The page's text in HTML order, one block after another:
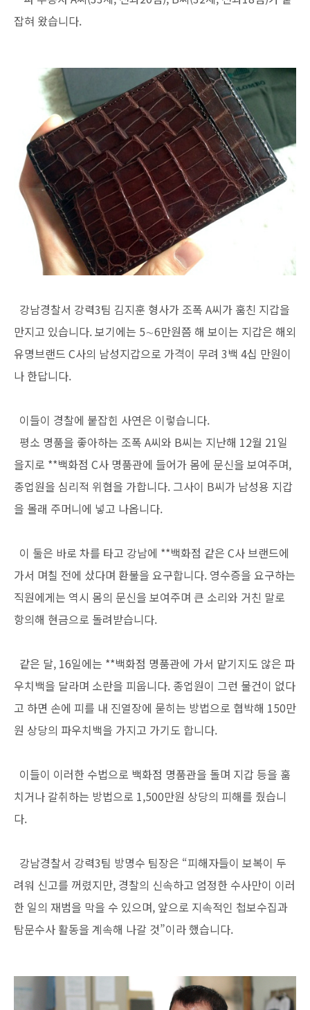
잡혀 왔습니다.
강남경찰서 강력3팀 김지훈 형사가 조폭 A씨가 훔친 지갑을
만지고 있습니다. 보기에는 5∼6만원쯤 해 보이는 지갑은 해외
유명브랜드 C사의 남성지갑으로 가격이 무려 3백 4십 만원이
나 한답니다.
이들이 경찰에 붙잡힌 사연은 이렇습니다.
평소 명품을 좋아하는 조폭 A씨와 B씨는 지난해 12월 21일
을지로 **백화점 C사 명품관에 들어가 몸에 문신을 보여주며,
종업원을 심리적 위협을 가합니다. 그사이 B씨가 남성용 지갑
을 몰래 주머니에 넣고 나옵니다.
이 둘은 바로 차를 타고 강남에 **백화점 같은 C사 브랜드에
가서 며칠 전에 샀다며 환불을 요구합니다. 영수증을 요구하는
직원에게는 역시 몸의 문신을 보여주며 큰 소리와 거친 말로
항의해 현금으로 돌려받습니다.
같은 달, 16일에는 **백화점 명품관에 가서 맡기지도 않은 파
우치백을 달라며 소란을 피웁니다. 종업원이 그런 물건이 없다
고 하면 손에 피를 내 진열장에 묻히는 방법으로 협박해 150만
원 상당의 파우치백을 가지고 가기도 합니다.
이들이 이러한 수법으로 백화점 명품관을 돌며 지갑 등을 훔
치거나 갈취하는 방법으로 1,500만원 상당의 피해를 줬습니
다.
강남경찰서 강력3팀 방명수 팀장은 “피해자들이 보복이 두
려워 신고를 꺼렸지만, 경찰의 신속하고 엄정한 수사만이 이러
한 일의 재범을 막을 수 있으며, 앞으로 지속적인 첩보수집과
탐문수사 활동을 계속해 나갈 것”이라 했습니다.